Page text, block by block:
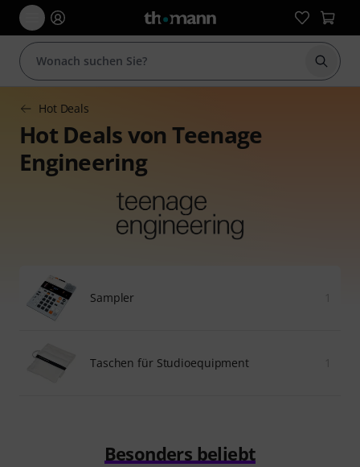
Suche
Hot Deals
Hot Deals von Teenage
Engineering
Sampler
Taschen für Studioequipment
Besonders beliebt